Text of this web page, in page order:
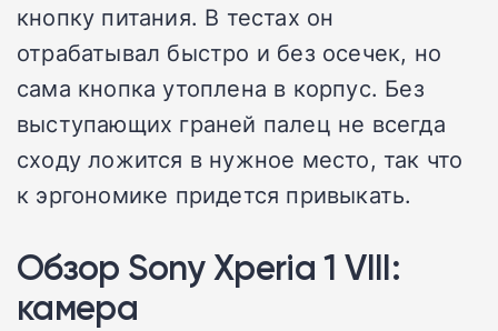
кнопку питания. В тестах он
отрабатывал быстро и без осечек, но
сама кнопка утоплена в корпус. Без
выступающих граней палец не всегда
сходу ложится в нужное место, так что
к эргономике придется привыкать.
Обзор Sony Xperia 1 VIII:
камера